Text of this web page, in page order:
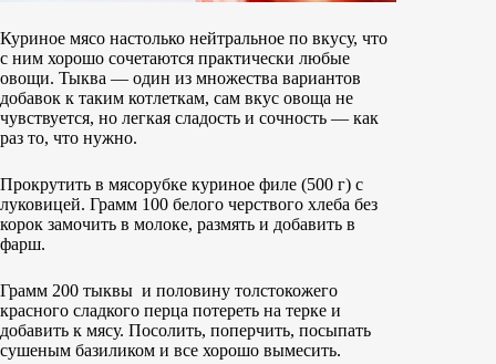
Куриное мясо настолько нейтральное по вкусу, что
с ним хорошо сочетаются практически любые
овощи. Тыква — один из множества вариантов
добавок к таким котлеткам, сам вкус овоща не
чувствуется, но легкая сладость и сочность — как
раз то, что нужно.
Прокрутить в мясорубке куриное филе (500 г) с
луковицей. Грамм 100 белого черствого хлеба без
корок замочить в молоке, размять и добавить в
фарш.
Грамм 200 тыквы и половину толстокожего
красного сладкого перца потереть на терке и
добавить к мясу. Посолить, поперчить, посыпать
сушеным базиликом и все хорошо вымесить.